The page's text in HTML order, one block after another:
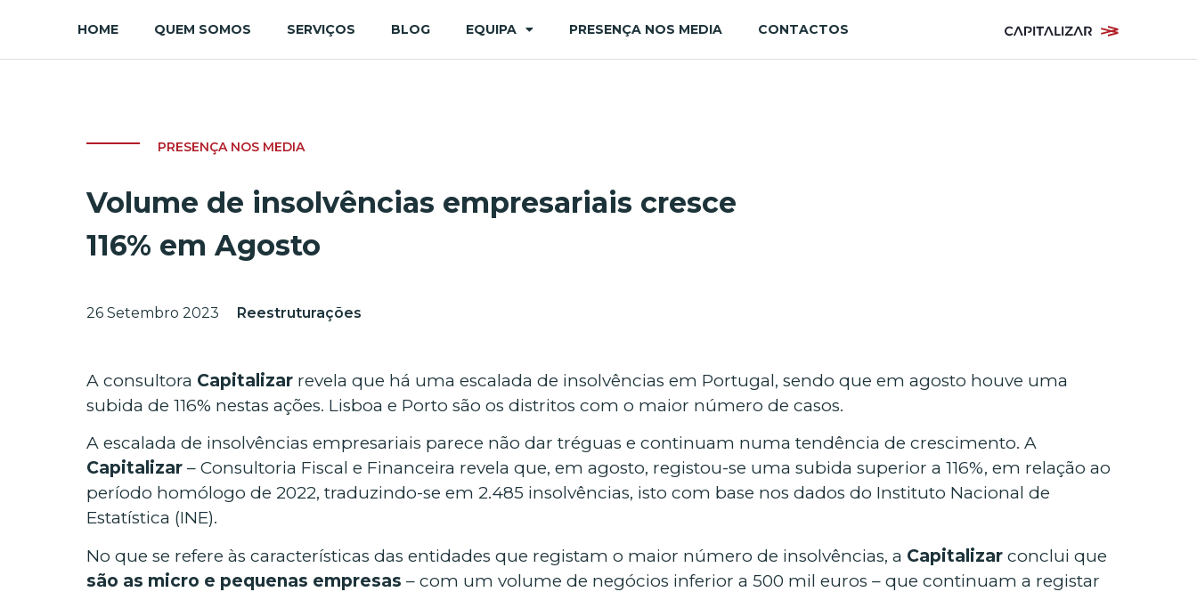
HOME QUEM SOMOS SERVIÇOS BLOG EQUIPA PRESENÇA NOS MEDIA CONTACTOS
PRESENÇA NOS MEDIA
Volume de insolvências empresariais cresce
116% em Agosto
26 Setembro 2023 Reestruturações
A consultora Capitalizar revela que há uma escalada de insolvências em Portugal, sendo que em agosto houve uma
subida de 116% nestas ações. Lisboa e Porto são os distritos com o maior número de casos.
A escalada de insolvências empresariais parece não dar tréguas e continuam numa tendência de crescimento. A
Capitalizar – Consultoria Fiscal e Financeira revela que, em agosto, registou-se uma subida superior a 116%, em relação ao
período homólogo de 2022, traduzindo-se em 2.485 insolvências, isto com base nos dados do Instituto Nacional de
Estatística (INE).
No que se refere às características das entidades que registam o maior número de insolvências, a Capitalizar conclui que
são as micro e pequenas empresas – com um volume de negócios inferior a 500 mil euros – que continuam a registar